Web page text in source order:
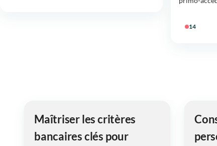
14
Maîtriser les critères
bancaires clés pour